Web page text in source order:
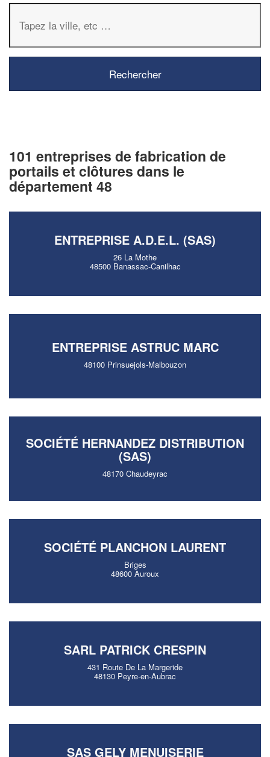
101 entreprises de fabrication de
portails et clôtures dans le
département 48
ENTREPRISE A.D.E.L. (SAS)
26 La Mothe
48500 Banassac-Canilhac
ENTREPRISE ASTRUC MARC
48100 Prinsuejols-Malbouzon
SOCIÉTÉ HERNANDEZ DISTRIBUTION
(SAS)
48170 Chaudeyrac
SOCIÉTÉ PLANCHON LAURENT
Briges
48600 Auroux
SARL PATRICK CRESPIN
431 Route De La Margeride
48130 Peyre-en-Aubrac
SAS GELY MENUISERIE